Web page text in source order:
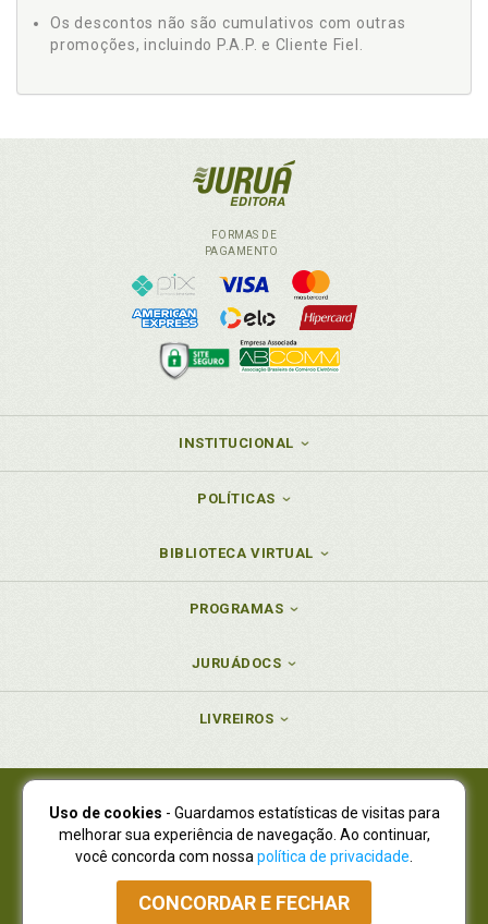
Os descontos não são cumulativos com outras
promoções, incluindo P.A.P. e Cliente Fiel.
FORMAS DE
PAGAMENTO
INSTITUCIONAL
POLÍTICAS
BIBLIOTECA VIRTUAL
PROGRAMAS
JURUÁDOCS
LIVREIROS
Juruá Editora Ltda., CNPJ 77.535.508/0001-19
Juruá Informática Ltda., CNPJ 01.701.561/0001-80
NOVO ENDEREÇO:R. Flávio Dallegrave, 7665, São Lourenço |
Curitiba - Paraná - CEP 82210-310
Atendimento: (41) 4009-3900|Vendas Atacado: (41) 4009-3939
Uso de cookies - Guardamos estatísticas de visitas para
melhorar sua experiência de navegação. Ao continuar,
você concorda com nossa política de privacidade
CONCORDAR E FECHAR